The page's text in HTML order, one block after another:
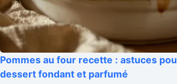
Pommes au four recette : astuces
dessert fondant et parfumé